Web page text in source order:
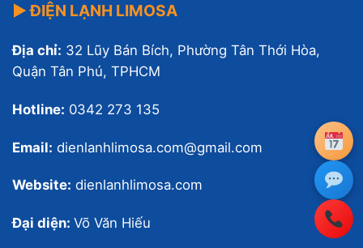
▶ ĐIỆN LẠNH LIMOSA
Địa chỉ: 32 Lũy Bán Bích, Phường Tân Thới Hòa,
Quận Tân Phú, TPHCM
Hotline: 0342 273 135
Email: dienlanhlimosa.com@gmail.com
Website: dienlanhlimosa.com
Đại diện: Võ Văn Hiếu